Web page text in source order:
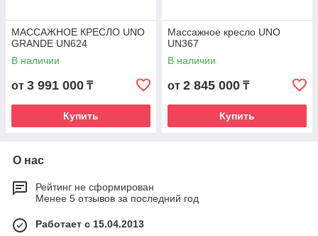
МАССАЖНОЕ КРЕСЛО UNO
GRANDE UN624
В наличии
от 3 991 000 ₸
Купить
Массажное кресло UNO
UN367
В наличии
от 2 845 000 ₸
Купить
О нас
Рейтинг не сформирован
Менее 5 отзывов за последний год
Работает с 15.04.2013